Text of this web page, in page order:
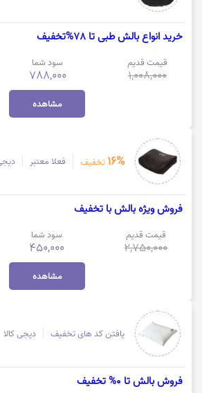
خرید انواع بالش طبی تا 78%تخفیف
قیمت قدیم
1,008,000
سود شما
788,000
مشاهده
16% تخفیف فعلا معتبر
فروش ویژه بالش با تخفیف
قیمت قدیم
2,750,000
سود شما
450,000
مشاهده
یافتن کد های تخفیف دیجی کالا
فروش بالش تا 0% تخفیف